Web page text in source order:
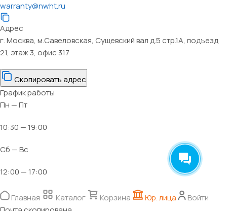
warranty@nwht.ru
Адрес
г. Москва, м.Савеловская, Сущевский вал д.5 стр.1А, подъезд
21, этаж 3, офис 317
Скопировать адрес
График работы
Пн — Пт
10:30 — 19:00
Сб — Вс
12:00 — 17:00
Главная Каталог Корзина Юр. лица
Войти